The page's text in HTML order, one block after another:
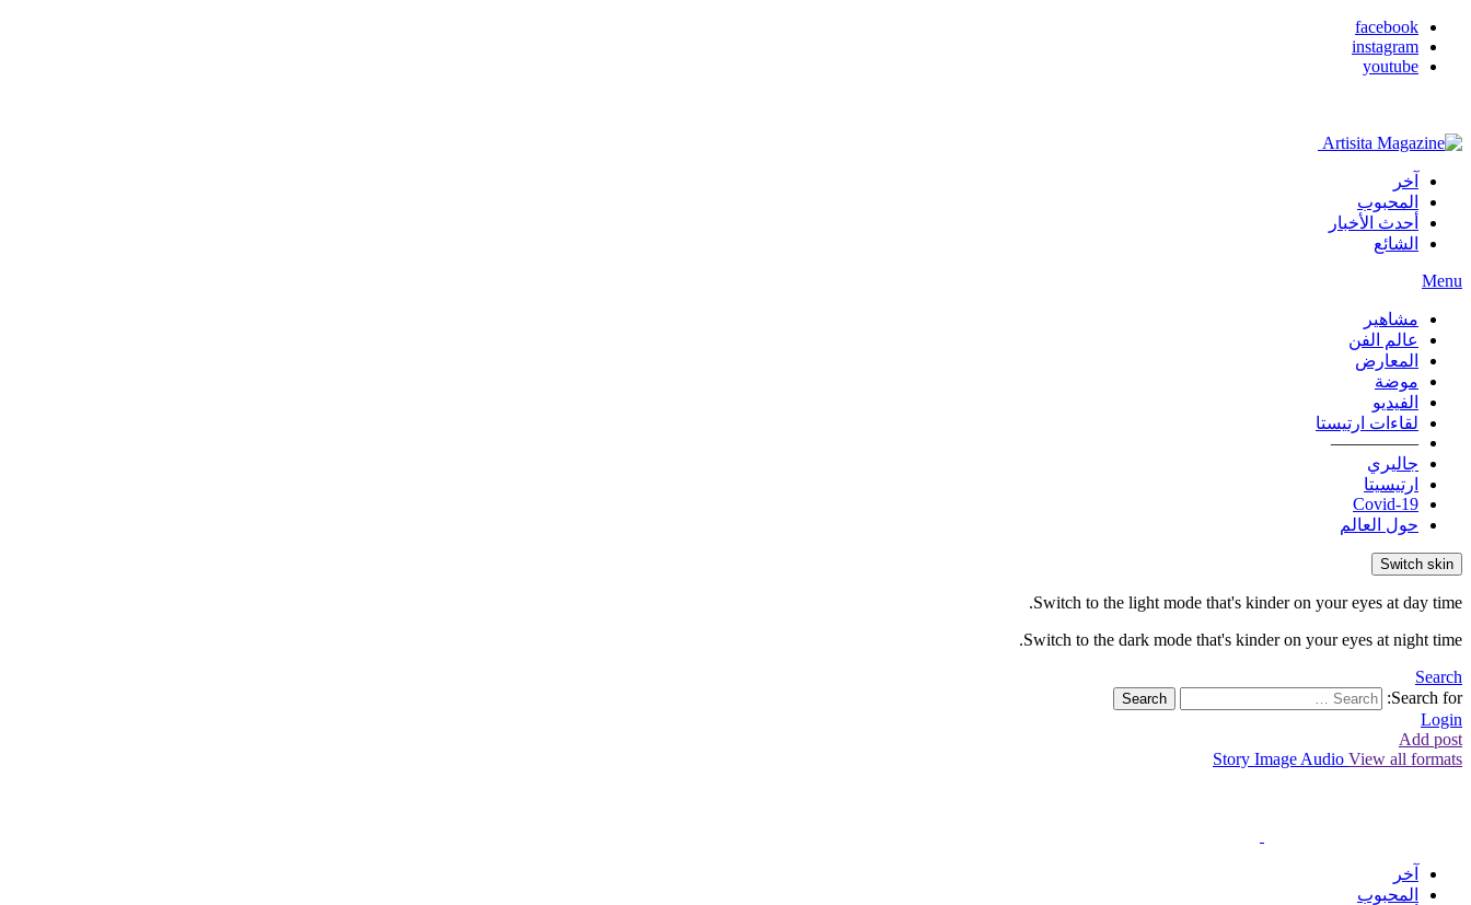
facebook
instagram
youtube
آخر
المحبوب
أحدث الأخبار
الشائع
Menu
مشاهير
عالم الفن
المعارض
موضة
الفيديو
لقاءات ارتيستا
—————
جاليري
ارتيسيتا
Covid-19
حول العالم
Switch skin
Switch to the light mode that's kinder on your eyes at day time.
Switch to the dark mode that's kinder on your eyes at night time.
Search
Search for:
Search
Login
Add post
Story Image Audio View all formats
آخر
المحبوب